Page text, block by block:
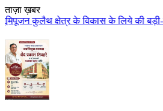
ताज़ा ख़बर
के लिये की बड़ी-बड़ी सौगातों की